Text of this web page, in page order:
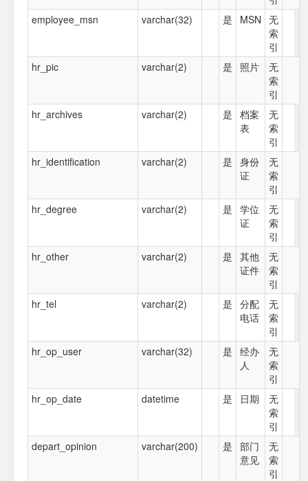
employee_msn
varchar(32) 是 MSN 无
索
引
hr_pic
varchar(2) 是 照片
无
索
引
hr_archives
varchar(2) 是 档案
表
无
索
引
hr_identification
varchar(2) 是 身份
证
无
索
引
hr_degree
varchar(2) 是 学位
证
无
索
引
hr_other
varchar(2) 是 其他
证件
无
索
引
hr_tel
varchar(2) 是 分配
电话
无
索
引
hr_op_user
varchar(32) 是 经办
人
无
索
引
hr_op_date
datetime 是 日期
无
索
引
depart_opinion
varchar(200) 是 部门
意见
无
索
引